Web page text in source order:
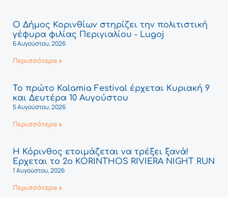
Ο Δήμος Κορινθίων στηρίζει την πολιτιστική
γέφυρα φιλίας Περιγιαλίου - Lugoj
6 Αυγούστου, 2026
Περισσότερα »
Το πρώτο Kalamia Festival έρχεται Κυριακή 9
και Δευτέρα 10 Αυγούστου
5 Αυγούστου, 2026
Περισσότερα »
Η Κόρινθος ετοιμάζεται να τρέξει ξανά!
Έρχεται το 2ο KORINTHOS RIVIERA NIGHT RUN
1 Αυγούστου, 2026
Περισσότερα »